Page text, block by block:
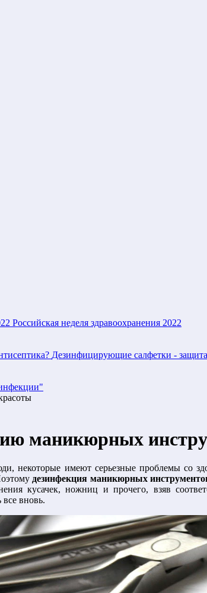
Российская неделя здравоохранения 2022
Дезинфицирующие салфетки -
маникюрных
некоторые имеют серьезные проблемы со
дезинфекция маникюрных
кусачек, ножниц и прочего, взяв
все вновь.